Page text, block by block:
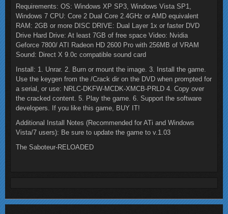
Requirements: OS: Windows XP SP3, Windows Vista SP1,
Windows 7 CPU: Core 2 Dual Core 2.4GHz or AMD equivalent
RAM: 2GB or more DISC DRIVE: Dual Layer 1x or faster DVD
Drive Hard Drive: At least 7GB of free space Video: Nvidia
Geforce 7800/ ATI Radeon HD 2600 Pro with 256MB of VRAM
Sound: Direct X 9.0c compatible sound card
Install: 1. Unrar. 2. Burn or mount the image. 3. Install the game.
Use the keygen from the /Crack dir on the DVD when prompted for
a serial, or use: NRLC-DKFW-MCDK-XMCB-PRLD 4. Copy over
the cracked content. 5. Play the game. 6. Support the software
developers. If you like this game, BUY IT!
Additional Install Notes (Recommended for ATi and Windows
Vista/7 users): Be sure to update the game to v.1.03
The Saboteur-RELOADED